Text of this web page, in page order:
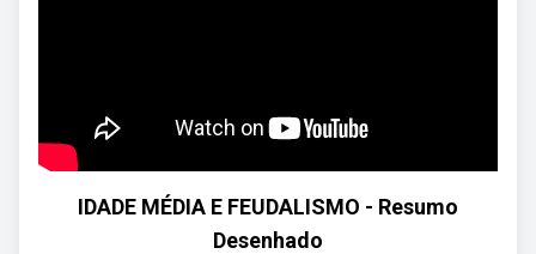
IDADE MÉDIA E FEUDALISMO - Resumo
Desenhado